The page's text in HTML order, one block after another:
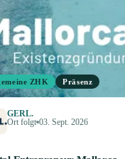
ZHK Präsenz
GERL.
Ort folgt 03. Sept. 2026